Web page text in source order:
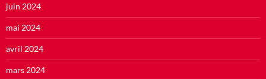
juin 2024
mai 2024
avril 2024
mars 2024